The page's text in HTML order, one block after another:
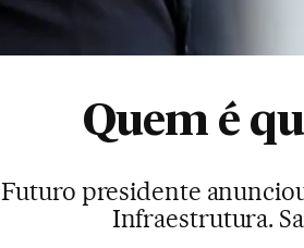
Quem é
Futuro presidente
Infraestrutura.